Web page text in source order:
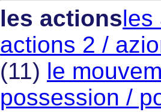
les actionsles
actions 2 /
(11) le
possession /